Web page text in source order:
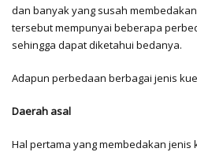
dan banyak yang susah
tersebut mempunyai beberapa
sehingga dapat diketahui bedanya.
Adapun perbedaan berbagai jenis
Daerah asal
Hal pertama yang membedakan jenis